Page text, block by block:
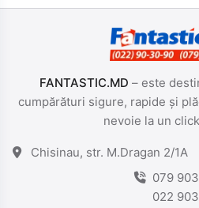
FANTASTIC.MD – este
cumpărături sigure, rapide și
nevoie la un
Chisinau, str. M.Dragan 2/1A
079
022